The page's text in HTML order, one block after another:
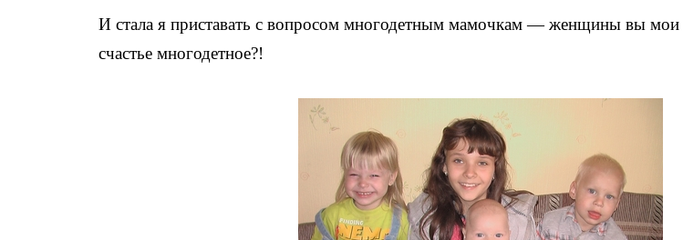
И стала я приставать с вопросом многодетным мамочкам — женщины вы
счастье многодетное?!